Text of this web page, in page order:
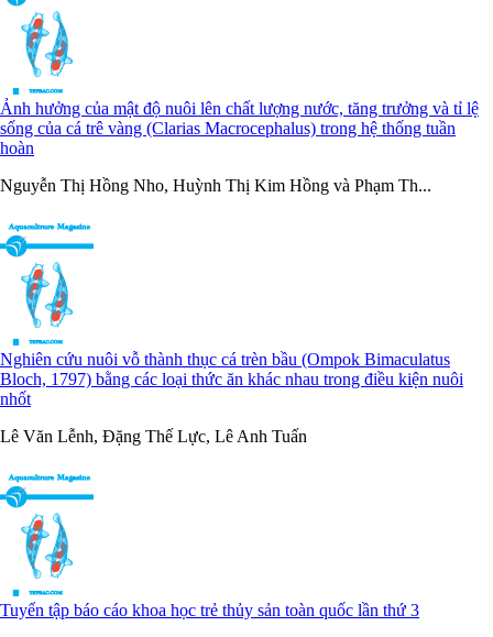
Ảnh hưởng của mật độ nuôi lên chất lượng nước, tăng trưởng và tỉ lệ
sống của cá trê vàng (Clarias Macrocephalus) trong hệ thống tuần
hoàn
Nguyễn Thị Hồng Nho, Huỳnh Thị Kim Hồng và Phạm Th...
Nghiên cứu nuôi vỗ thành thục cá trèn bầu (Ompok Bimaculatus
Bloch, 1797) bằng các loại thức ăn khác nhau trong điều kiện nuôi
nhốt
Lê Văn Lễnh, Đặng Thế Lực, Lê Anh Tuấn
Tuyển tập báo cáo khoa học trẻ thủy sản toàn quốc lần thứ 3